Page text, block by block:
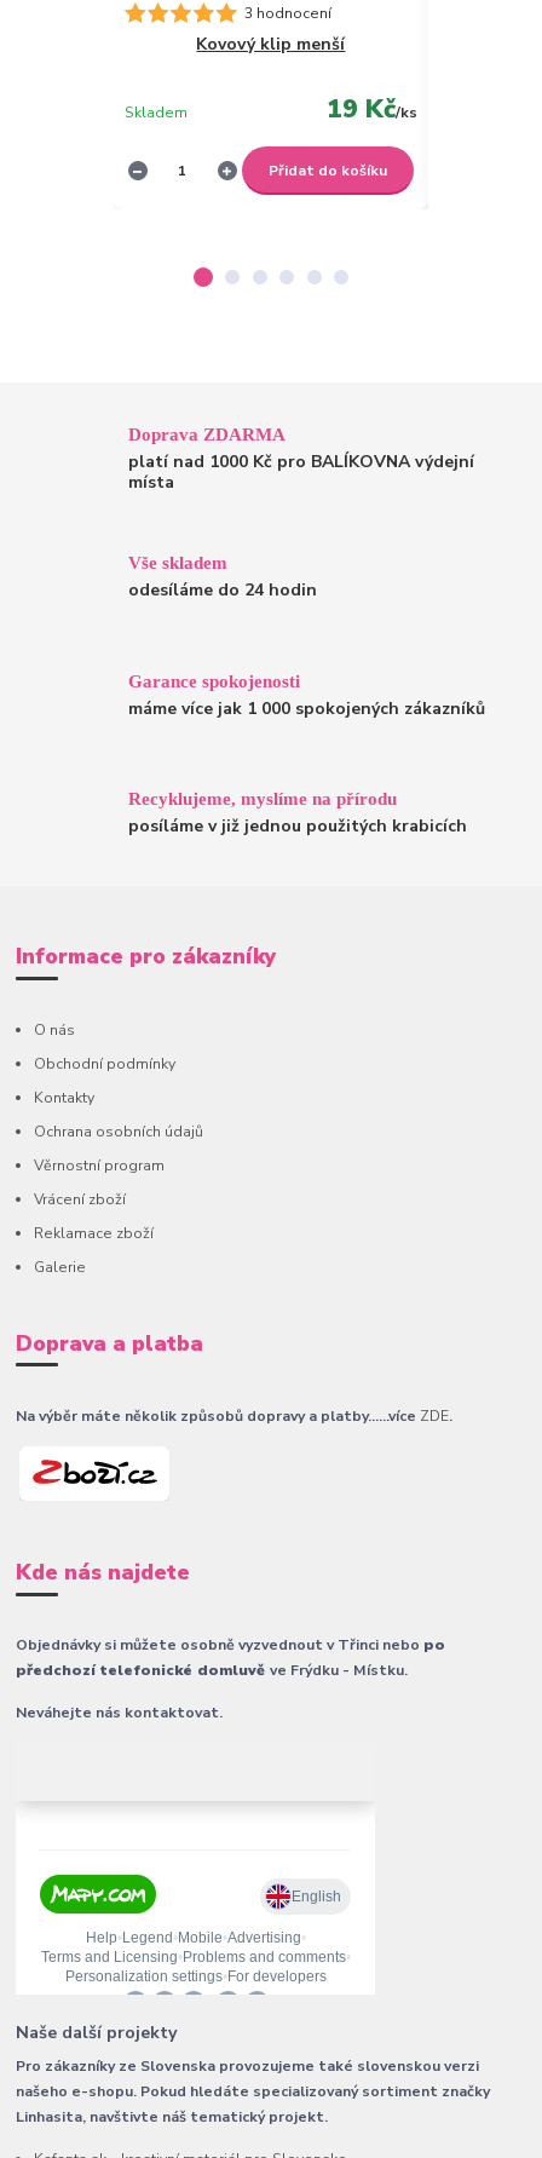
3 hodnocení
Kovový klip menší
19 Kč/ks
Skladem
Přidat do košíku
Doprava ZDARMA
platí nad 1000 Kč pro BALÍKOVNA výdejní
místa
Vše skladem
odesíláme do 24 hodin
Garance spokojenosti
máme více jak 1 000 spokojených zákazníků
Recyklujeme, myslíme na přírodu
posíláme v již jednou použitých krabicích
Informace pro zákazníky
O nás
Obchodní podmínky
Kontakty
Ochrana osobních údajů
Věrnostní program
Vrácení zboží
Reklamace zboží
Galerie
Doprava a platba
Na výběr máte několik způsobů dopravy a platby......více ZDE.
Kde nás najdete
Objednávky si můžete osobně vyzvednout v Třinci nebo po
předchozí telefonické domluvěve Frýdku - Místku.
Neváhejte nás kontaktovat.
Naše další projekty
Pro zákazníky ze Slovenska provozujeme také slovenskou verzi
našeho e-shopu. Pokud hledáte specializovaný sortiment značky
Linhasita, navštivte náš tematický projekt.